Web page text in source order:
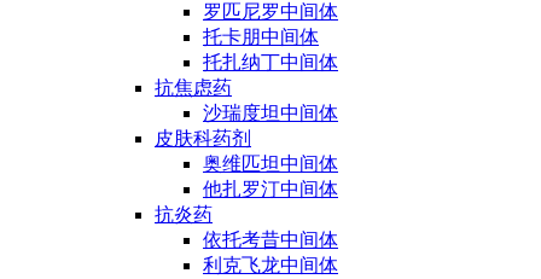
罗匹尼罗中间体
托卡朋中间体
托扎纳丁中间体
抗焦虑药
沙瑞度坦中间体
皮肤科药剂
奥维匹坦中间体
他扎罗汀中间体
抗炎药
依托考昔中间体
利克飞龙中间体